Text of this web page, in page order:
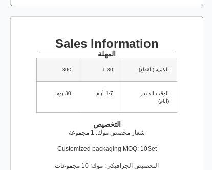
Sales Information
المهلة
الكمية (القطع) 1-30
>30
الوقت المقدر
(أيام)
1-7 أيام 30 يوما
التخصيص
شعار مخصص موك: 1 مجموعة
Customized packaging MOQ: 10Set
التخصيص الجرافيكي: موك: 10 مجموعات